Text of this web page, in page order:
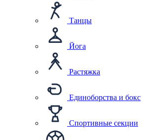
Танцы
Йога
Растяжка
Единоборства и бокс
Спортивные секции